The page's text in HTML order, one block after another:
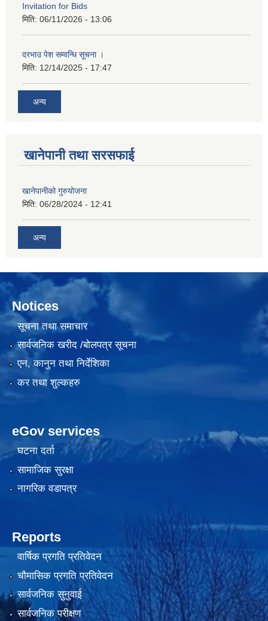
Invitation for Bids
मिति: 06/11/2026 - 13:06
दरभाउ पेश सम्वन्धि सूचना ।
मिति: 12/14/2025 - 17:47
अन्य
खानेपानी तथा सरसफाई
खानेपानीको गुरुयोजना
मिति: 06/28/2024 - 12:41
अन्य
Notices
सूचना तथा समाचार
सार्वजनिक खरीद /बोलपत्र सूचना
एन, कानुन तथा निर्देशिका
कर तथा शुल्कहरु
eGov services
घटना दर्ता
सामाजिक सुरक्षा
नागरिक वडापत्र
Reports
वार्षिक प्रगति प्रतिवेदन
चौमासिक प्रगति प्रतिवेदन
सार्वजनिक सुनुवाई
सार्वजनिक परीक्षण